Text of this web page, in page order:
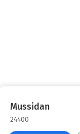
Mussidan
24400